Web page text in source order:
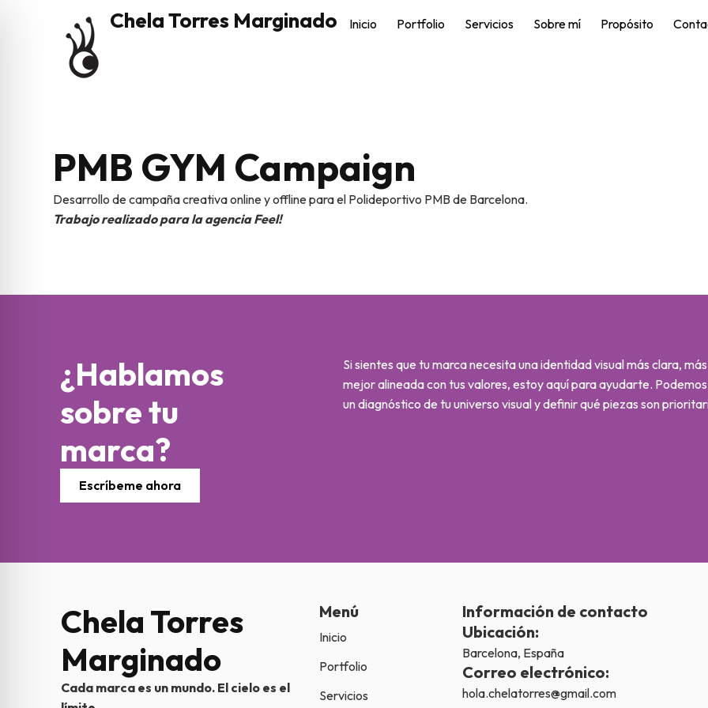
Chela Torres Marginado Inicio Portfolio Servicios Sobre mí Propósito
PMB GYM Campaign
Desarrollo de campaña creativa online y offline para el Polideportivo PMB de Barcelona.
Trabajo realizado para la agencia Feel!
¿Hablamos
sobre tu
marca?
Escríbeme ahora
Si sientes que tu marca necesita una identidad visual más clara,
mejor alineada con tus valores, estoy aquí para ayudarte.
un diagnóstico de tu universo visual y definir qué piezas son
Chela Torres
Marginado
Cada marca es un mundo. El cielo es el
Menú
Inicio
Portfolio
Servicios
Información de contacto
Ubicación:
Barcelona, España
Correo electrónico:
hola.chelatorres@gmail.com